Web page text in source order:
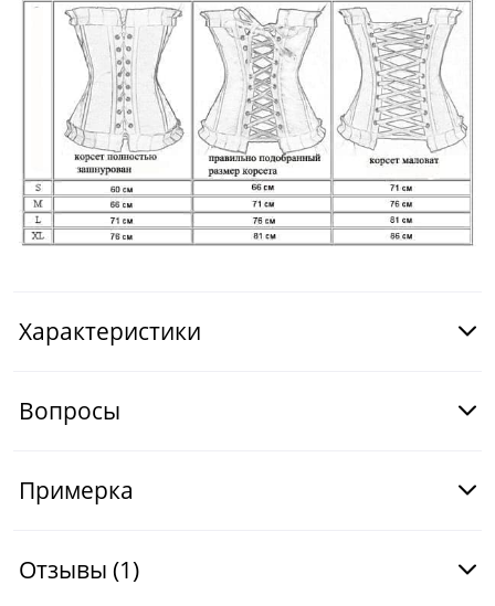
Характеристики
Вопросы
Примерка
Отзывы (1)